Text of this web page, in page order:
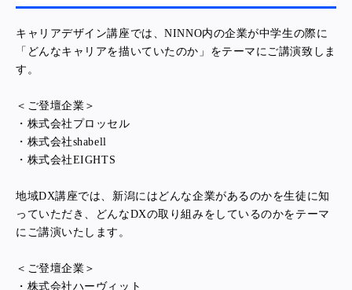
キャリアデザイン講座では、NINNO内の企業が中学生の際に
「どんなキャリアを描いていたのか」をテーマにご講演致しま
す。
＜ご登壇企業＞
・株式会社プロッセル
・株式会社shabell
・株式会社EIGHTS
地域DX講座では、新潟にはどんな企業があるのかを生徒に知
っていただき、どんなDXの取り組みをしているのかをテーマ
にご講演いたします。
＜ご登壇企業＞
・株式会社ハーヴィット